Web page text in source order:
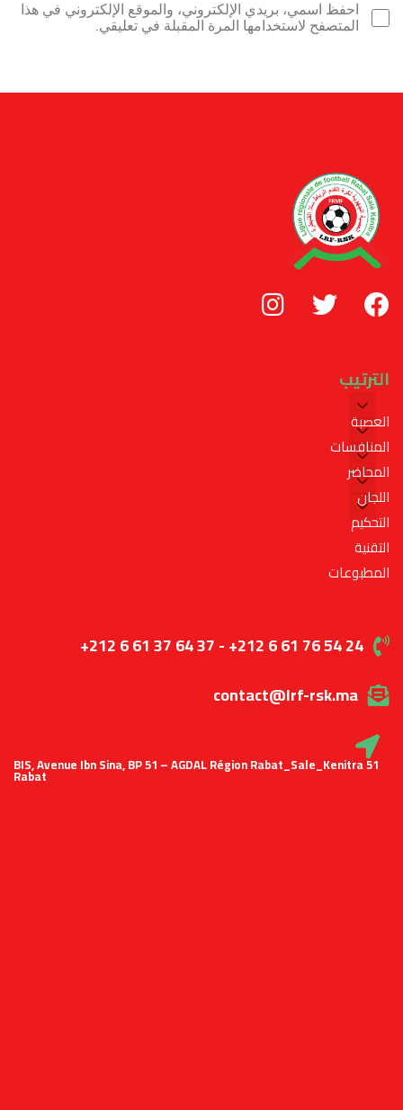
احفظ اسمي، بريدي الإلكتروني، والموقع الإلكتروني في هذا
المتصفح لاستخدامها المرة المقبلة في تعليقي.
الترتيب
العصبة
المنافسات
المحاضر
اللجان
التحكيم
التقنية
المطبوعات
+212 6 61 37 64 37 - +212 6 61 76 54 24
contact@lrf-rsk.ma
51 BIS, Avenue Ibn Sina, BP 51 – AGDAL Région Rabat_Sale_Kenitra
Rabat